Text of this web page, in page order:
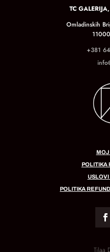
TC
Omladinskih
+381
POLITIKA
USLOVI
POLITIKA
Tilaa